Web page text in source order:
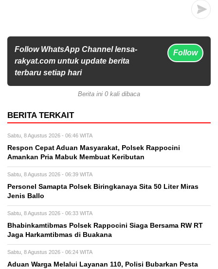
Follow WhatsApp Channel lensa-
rakyat.com untuk update berita
terbaru setiap hari
Follow
Berita ini 0 kali dibaca
BERITA TERKAIT
Sabtu, 8 Agustus 2026 - 06:46 WITA
Respon Cepat Aduan Masyarakat, Polsek Rappocini
Amankan Pria Mabuk Membuat Keributan
Sabtu, 8 Agustus 2026 - 06:39 WITA
Personel Samapta Polsek Biringkanaya Sita 50 Liter Miras
Jenis Ballo
Sabtu, 8 Agustus 2026 - 06:33 WITA
Bhabinkamtibmas Polsek Rappocini Siaga Bersama RW RT
Jaga Harkamtibmas di Buakana
Sabtu, 8 Agustus 2026 - 06:24 WITA
Aduan Warga Melalui Layanan 110, Polisi Bubarkan Pesta